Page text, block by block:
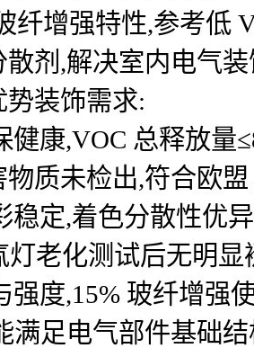
纤增强特性,参考低
剂,解决室内电气
装饰需求:
健康,VOC 总释放量
质未检出,符合欧
稳定,着色分散性优
灯老化测试后无明
强度,15% 玻纤增强
满足电气部件基础